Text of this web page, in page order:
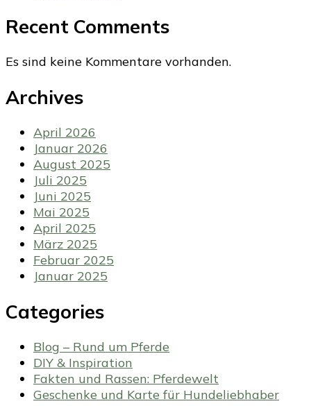
Recent Comments
Es sind keine Kommentare vorhanden.
Archives
April 2026
Januar 2026
August 2025
Juli 2025
Juni 2025
Mai 2025
April 2025
März 2025
Februar 2025
Januar 2025
Categories
Blog – Rund um Pferde
DIY & Inspiration
Fakten und Rassen: Pferdewelt
Geschenke und Karte für Hundeliebhaber